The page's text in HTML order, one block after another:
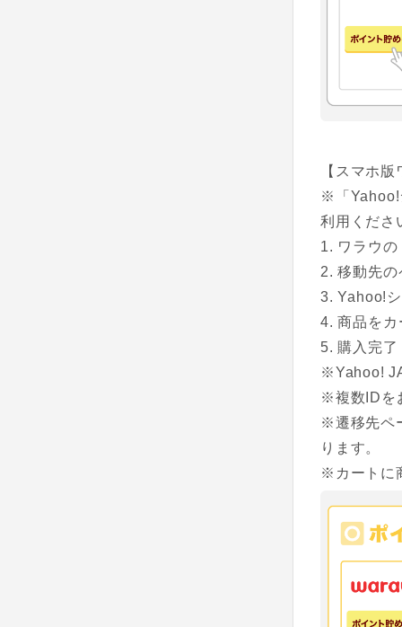
【スマホ
※「Yahoo!
利用くださ
ワラウ
移動先
Yahoo!
商品をカ
購入完了
※Yahoo!
※複数IDを
※遷移先ペ
ります。
※カートに